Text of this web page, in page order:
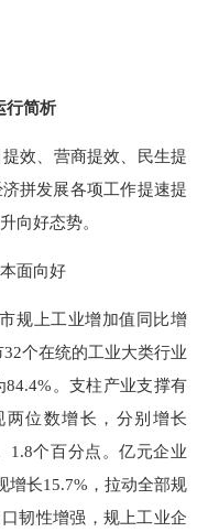
行简析
效、营商提效、民生提
拼发展各项工作提速提
向好态势。
面向好
上工业增加值同比增
个在统的工业大类行业
。支柱产业支撑有
位数增长，分别增长
1.8个百分点。亿元企业
增长15.7%，拉动全部规
韧性增强，规上工业企